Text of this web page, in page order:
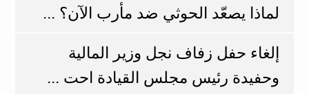
لماذا يصعّد الحوثي ضد مأرب الآن؟ ...
إلغاء حفل زفاف نجل وزير المالية
وحفيدة رئيس مجلس القيادة احت ...